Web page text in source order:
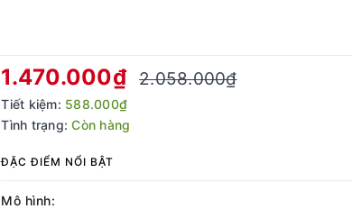
1.470.000₫ 2.058.000₫
Tiết kiệm: 588.000₫
Tình trạng: Còn hàng
ĐẶC ĐIỂM NỔI BẬT
Mô hình: